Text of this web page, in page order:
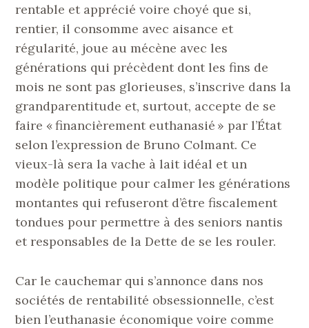
rentable et apprécié voire choyé que si,
rentier, il consomme avec aisance et
régularité, joue au mécène avec les
générations qui précèdent dont les fins de
mois ne sont pas glorieuses, s’inscrive dans la
grandparentitude et, surtout, accepte de se
faire « financièrement euthanasié » par l’État
selon l’expression de Bruno Colmant. Ce
vieux-là sera la vache à lait idéal et un
modèle politique pour calmer les générations
montantes qui refuseront d’être fiscalement
tondues pour permettre à des seniors nantis
et responsables de la Dette de se les rouler.
Car le cauchemar qui s’annonce dans nos
sociétés de rentabilité obsessionnelle, c’est
bien l’euthanasie économique voire comme